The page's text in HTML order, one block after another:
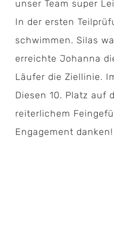
unser Team super
In der ersten
schwimmen. Silas
erreichte Johanna
Läufer die Ziellinie.
Diesen 10. Platz auf
reiterlichem
Engagement danken!